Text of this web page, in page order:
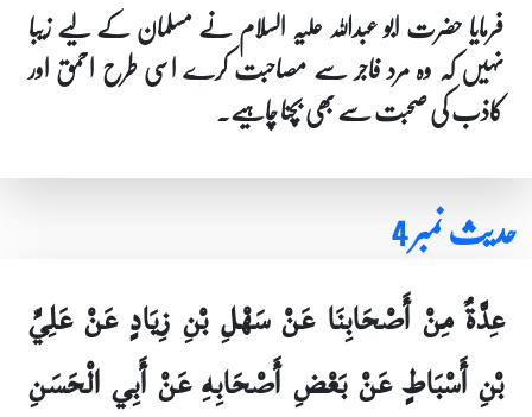
فرمایا حضرت ابو عبداللہ علیہ السلام نے مسلمان کے لیے زیبا
نہیں کہ وہ مرد فاجر سے مصاحبت کرے اسی طرح احمق اور
کاذب کی صحبت سے بھی بچنا چاہیے۔
حدیث نمبر 4
عِدَّةٌ مِنْ أَصْحَابِنَا عَنْ سَهْلِ بْنِ زِيَادٍ عَنْ عَلِيِّ
بْنِ أَسْبَاطٍ عَنْ بَعْضِ أَصْحَابِهِ عَنْ أَبِي الْحَسَنِ